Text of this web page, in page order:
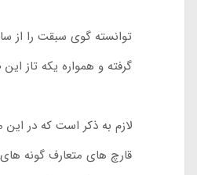
توانسته گوی سبقت را از
گرفته و همواره یکه تاز
لازم به ذکر است که در این
قارچ های متعارف گونه